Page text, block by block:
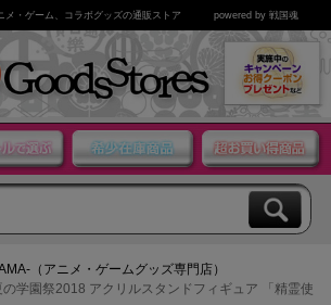
メ・ゲーム、コラボグッズの通販ストア powered by 戦国魂
（アニメ・ゲームグッズ専門店）
学園祭2018 アクリルスタンドフィギュア 「精霊使